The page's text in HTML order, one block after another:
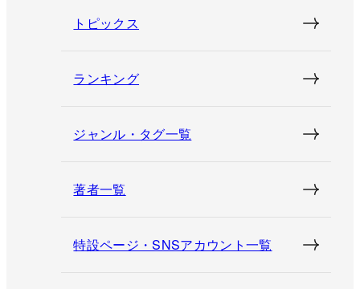
トピックス
ランキング
ジャンル・タグ一覧
著者一覧
特設ページ・SNSアカウント一覧